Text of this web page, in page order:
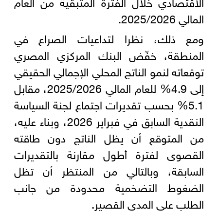
المالي 2025/2026.
ومع ذلك، نظرا لتداعيات الصراع في
المنطقة، خفّض البنك المركزي المصري
توقعاته لنمو الناتج المحلي الإجمالي الحقيقي
إلى 4.9% للعام المالي 2025/2026، مقابل
5.1% بحسب تقديرات اجتماع لجنة السياسة
النقدية السابق في فبراير 2026، وبناء عليه،
من المتوقع أن يظل الناتج دون طاقته
القصوى لفترة أطول مقارنة بالتقديرات
السابقة، وبالتالي من المنتظر أن تظل
الضغوط التضخمية محدودة من جانب
الطلب على المدى القصير.